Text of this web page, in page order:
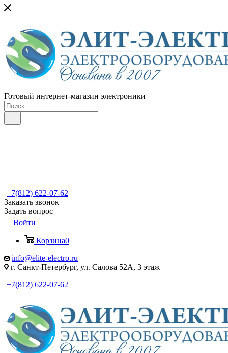
Готовый интернет-магазин электроники
+7(812) 622-07-62
Заказать звонок
Задать вопрос
Войти
Корзина0
info@elite-electro.ru
г. Санкт-Петербург, ул. Салова 52А, 3 этаж
+7(812) 622-07-62